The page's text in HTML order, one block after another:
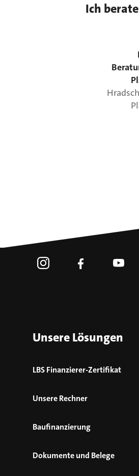
Ich
Unsere Lösungen
LBS Finanzierer-Zertifikat
Unsere Rechner
Baufinanzierung
Dokumente und Belege